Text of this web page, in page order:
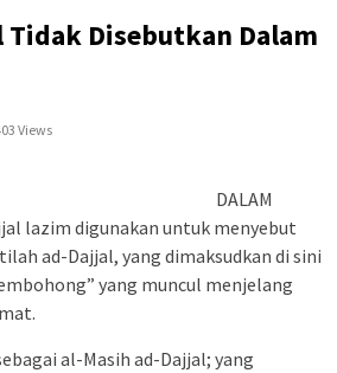
Tidak Disebutkan Dalam
Views
DALAM
lazim digunakan untuk menyebut
ad-Dajjal, yang dimaksudkan di sini
yang muncul menjelang
al-Masih ad-Dajjal; yang